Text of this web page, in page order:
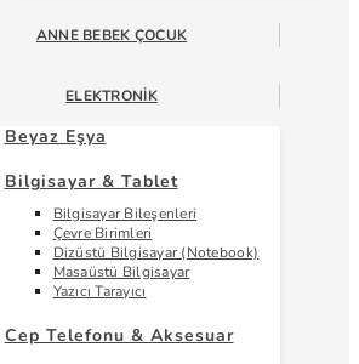
ANNE BEBEK ÇOCUK
ELEKTRONIK
Beyaz Eşya
Bilgisayar & Tablet
Bilgisayar Bileşenleri
Çevre Birimleri
Dizüstü Bilgisayar (Notebook)
Masaüstü Bilgisayar
Yazıcı Tarayıcı
Cep Telefonu & Aksesuar